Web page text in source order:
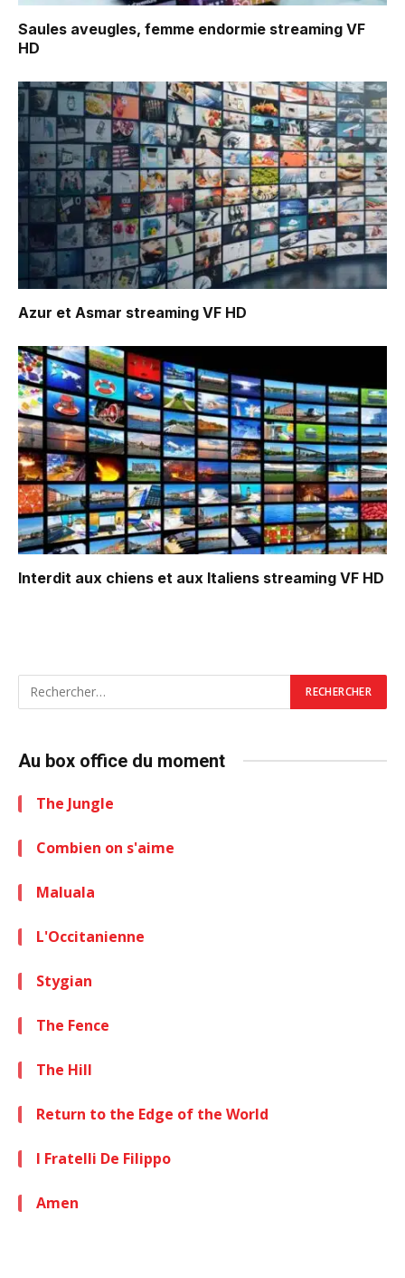
Saules aveugles, femme endormie streaming VF
HD
Azur et Asmar streaming VF HD
Interdit aux chiens et aux Italiens streaming VF HD
Au box office du moment
The Jungle
Combien on s'aime
Maluala
L'Occitanienne
Stygian
The Fence
The Hill
Return to the Edge of the World
I Fratelli De Filippo
Amen